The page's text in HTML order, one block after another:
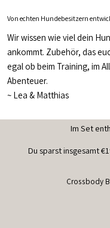
Von echten Hundebesitzern
Wir wissen wie viel dein
ankommt. Zubehör, das
egal ob beim Training, im
Abenteuer.
~Lea & Matthias
Crossbody
Im Set
Du sparst insgesamt